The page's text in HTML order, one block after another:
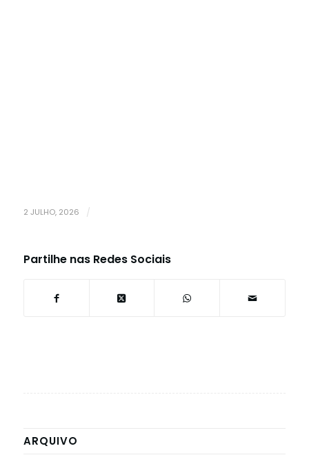
2 JULHO, 2026 /
Partilhe nas Redes Sociais
ARQUIVO